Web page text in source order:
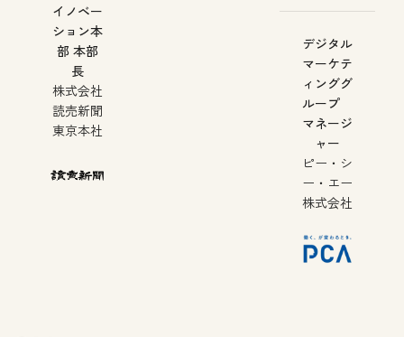
イノベー
ション本
部 本部
長
株式会社
読売新聞
東京本社
デジタル
マーケテ
ィンググ
ループ
マネージ
ャー
ピー・シ
ー・エー
株式会社